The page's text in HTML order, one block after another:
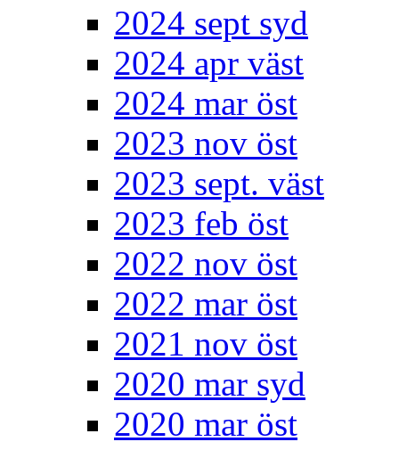
2024 sept syd
2024 apr väst
2024 mar öst
2023 nov öst
2023 sept. väst
2023 feb öst
2022 nov öst
2022 mar öst
2021 nov öst
2020 mar syd
2020 mar öst